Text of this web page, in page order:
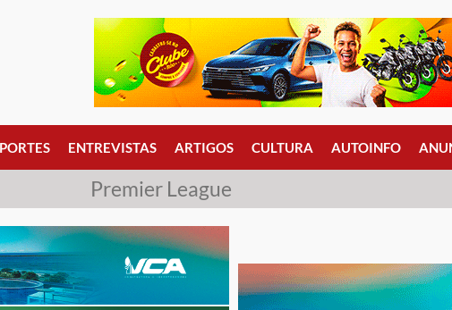
ENTREVISTAS ARTIGOS CULTURA AUTOINFO
Premier League